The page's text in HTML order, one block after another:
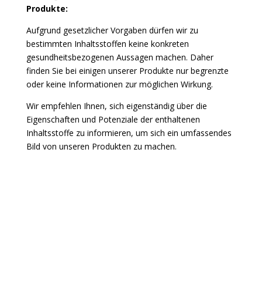
Produkte:
Aufgrund gesetzlicher Vorgaben dürfen wir zu
bestimmten Inhaltsstoffen keine konkreten
gesundheitsbezogenen Aussagen machen. Daher
finden Sie bei einigen unserer Produkte nur begrenzte
oder keine Informationen zur möglichen Wirkung.
Wir empfehlen Ihnen, sich eigenständig über die
Eigenschaften und Potenziale der enthaltenen
Inhaltsstoffe zu informieren, um sich ein umfassendes
Bild von unseren Produkten zu machen.